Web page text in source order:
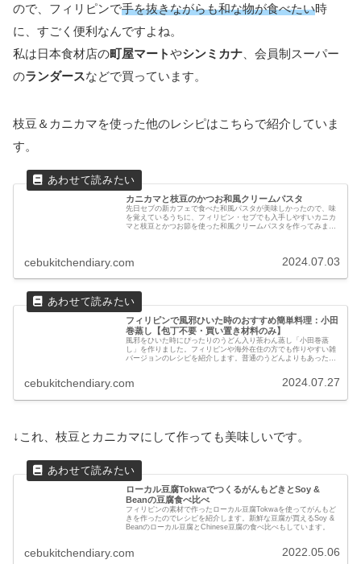
ので、フィリピンで手を抜きながらも和な物が食べたい時
に、すごく便利なんですよね。
私は日本食材店の町屋マートやシンミカナ 、会員制スーパー
のランダースなどで買っています。
枝豆＆カニカマを使った他のレシピはこちらで紹介していま
す。
カニカマと枝豆のかつお和風クリームパスタ
先日セブの新カフェで食べた和風パスタが美味しかったので、味
を覚えているうちに、フィリピン・セブでも入手しやすいカニカ
マと枝豆とかつお節を使った和風クリームパスタを作ってみまし
cebukitchendiary.com 2024.07.03
フィリピンで風邪ひいた時のおすすめ簡単料理：小田
巻蒸し【包丁不要・買い置き材料のみ】
風邪をひいた時にぴったりのうどん入り茶わん蒸し「小田巻蒸
し」を作りました。フィリピンや海外在住の方でも作りやすい雑
バージョンのレシピを紹介します。普通のうどんよりもあったま
cebukitchendiary.com 2024.07.27
↓これ、枝豆とカニカマにして作っても美味しいです。
ローカル豆腐TokwaでつくるがんもどきとSoy &
Beanの豆腐食べ比べ
フィリピンの素材で作ったローカル豆腐Tokwaを使ってがんもど
きを作ったのでレシピを紹介します。新鮮な豆腐が買えるSoy &
Beanのローカル豆腐とChinese豆腐の食べ比べもしています。
cebukitchendiary.com 2022.05.06